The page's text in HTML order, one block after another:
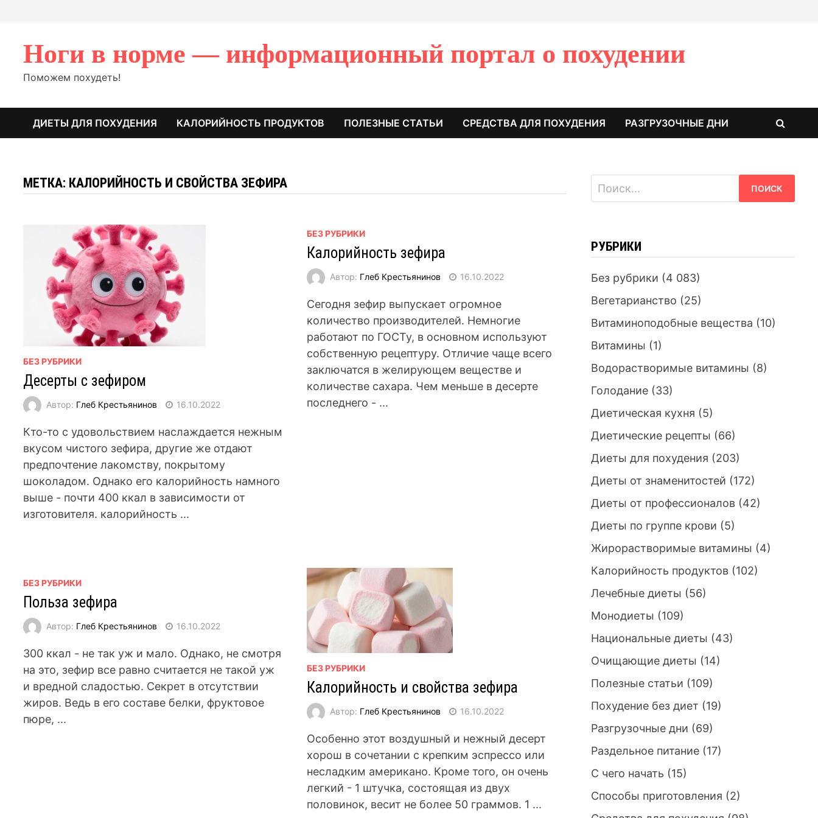
Ноги в норме — информационный портал о похудении
Поможем похудеть!
ДИЕТЫ ДЛЯ ПОХУДЕНИЯ КАЛОРИЙНОСТЬ ПРОДУКТОВ ПОЛЕЗНЫЕ СТАТЬИ СРЕДСТВА ДЛЯ ПОХУДЕНИЯ РАЗГРУЗОЧНЫЕ ДНИ
МЕТКА: КАЛОРИЙНОСТЬ И СВОЙСТВА ЗЕФИРА
БЕЗ РУБРИКИ
Десерты с зефиром
Автор: Глеб Крестьянинов 16.10.2022
Кто-то с удовольствием наслаждается нежным
вкусом чистого зефира, другие же отдают
предпочтение лакомству, покрытому
шоколадом. Однако его калорийность намного
выше - почти 400 ккал в зависимости от
изготовителя. калорийность ...
БЕЗ РУБРИКИ
Калорийность зефира
Автор: Глеб Крестьянинов 16.10.2022
Сегодня зефир выпускает огромное
количество производителей. Немногие
работают по ГОСТу, в основном используют
собственную рецептуру. Отличие чаще всего
заключатся в желирующем веществе и
количестве сахара. Чем меньше в десерте
последнего - ...
БЕЗ РУБРИКИ
Польза зефира
Автор: Глеб Крестьянинов 16.10.2022
300 ккал - не так уж и мало. Однако, не смотря
на это, зефир все равно считается не такой уж
и вредной сладостью. Секрет в отсутствии
жиров. Ведь в его составе белки, фруктовое
пюре, ...
БЕЗ РУБРИКИ
Калорийность и свойства зефира
Автор: Глеб Крестьянинов 16.10.2022
Особенно этот воздушный и нежный десерт
хорош в сочетании с крепким эспрессо или
несладким американо. Кроме того, он очень
легкий - 1 штучка, состоящая из двух
половинок, весит не более 50 граммов. 1 ...
Найти:
РУБРИКИ
Без рубрики (4 083)
Вегетарианство (25)
Витаминоподобные вещества (10)
Витамины (1)
Водорастворимые витамины (8)
Голодание(33)
Диетическая кухня (5)
Диетические рецепты (66)
Диеты для похудения (203)
Диеты от знаменитостей (172)
Диеты от профессионалов(42)
Диеты по группе крови (5)
Жирорастворимые витамины (4)
Калорийность продуктов(102)
Лечебные диеты (56)
Монодиеты (109)
Национальные диеты (43)
Очищающие диеты (14)
Полезные статьи (109)
Похудение без диет (19)
Разгрузочные дни (69)
Раздельное питание(17)
С чего начать (15)
Способы приготовления (2)